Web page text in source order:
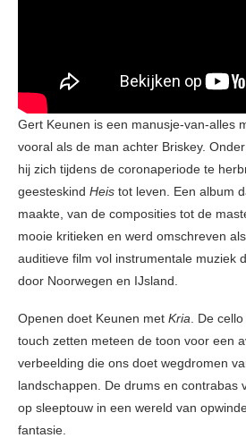
Gert Keunen is een manusje-van-alles
vooral als de man achter Briskey.
hij zich tijdens de coronaperiode te
geesteskind Heis tot leven. Een album
maakte, van de composities tot de
mooie kritieken en werd omschreven
auditieve film vol instrumentale muziek
door Noorwegen en IJsland.
Openen doet Keunen met Kria . De
touch zetten meteen de toon voor een
verbeelding die ons doet wegdromen
landschappen. De drums en contrabas
op sleeptouw in een wereld van
fantasie.